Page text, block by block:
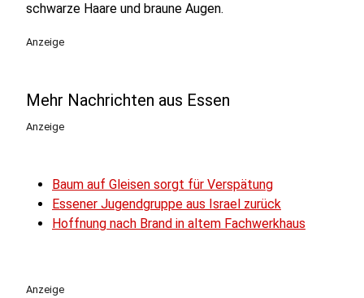
schwarze Haare und braune Augen.
Anzeige
Mehr Nachrichten aus Essen
Anzeige
Baum auf Gleisen sorgt für Verspätung
Essener Jugendgruppe aus Israel zurück
Hoffnung nach Brand in altem Fachwerkhaus
Anzeige